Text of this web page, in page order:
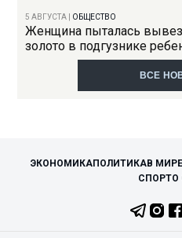
5 АВГУСТА ОБЩЕСТВО
Женщина пыталась
золото в подгузнике
ВСЕ
ЭКОНОМИКАПОЛИТИКАВ МИРЕ
СПОРТО